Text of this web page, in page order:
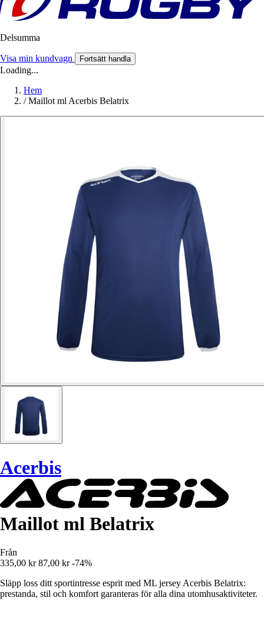
Delsumma
Visa min kundvagn Fortsätt handla
Loading...
Hem
/ Maillot ml Acerbis Belatrix
Acerbis
Maillot ml Belatrix
Från
335,00 kr 87,00 kr -74%
Släpp loss ditt sportintresse esprit med ML jersey Acerbis Belatrix:
prestanda, stil och komfort garanteras för alla dina utomhusaktiviteter.